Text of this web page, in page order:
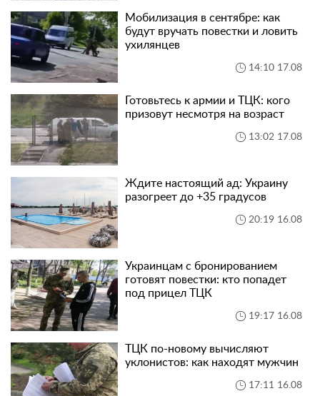
Мобилизация в сентябре: как
будут вручать повестки и ловить
ухилянцев
14:10 17.08
Готовьтесь к армии и ТЦК: кого
призовут несмотря на возраст
13:02 17.08
Ждите настоящий ад: Украину
разогреет до +35 градусов
20:19 16.08
Украинцам с бронированием
готовят повестки: кто попадет
под прицел ТЦК
19:17 16.08
ТЦК по-новому вычисляют
уклонистов: как находят мужчин
17:11 16.08